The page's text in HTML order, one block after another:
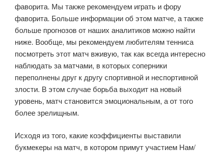
фаворита. Мы также рекомендуем играть и фору
фаворита. Больше информации об этом матче, а также
больше прогнозов от наших аналитиков можно найти
ниже. Вообще, мы рекомендуем любителям тенниса
посмотреть этот матч вживую, так как всегда интересно
наблюдать за матчами, в которых соперники
переполнены друг к другу спортивной и неспортивной
злости. В этом случае борьба выходит на новый
уровень, матч становится эмоциональным, а от того
более зрелищным.
Исходя из того, какие коэффициенты выставили
букмекеры на матч, в котором примут участием Нам/